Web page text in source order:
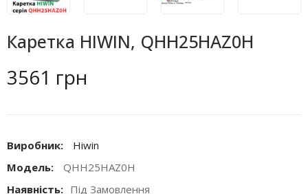
Каретка HIWIN, QHH25HAZ0H
3561 грн
Виробник:
Hiwin
Модель:
QHH25HAZ0H
Наявність: Під Замовлення